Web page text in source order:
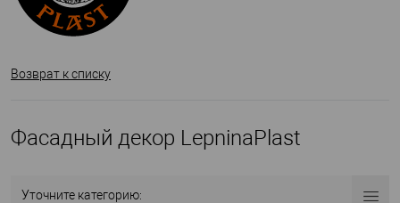
Возврат к списку
Фасадный декор LepninaPlast
Уточните категорию: